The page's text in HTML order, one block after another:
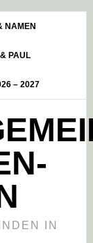
NAMEN
PAUL
– 2027
IN